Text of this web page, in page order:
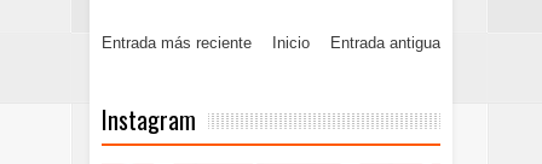
Entrada más reciente Entrada antigua
Inicio
Instagram